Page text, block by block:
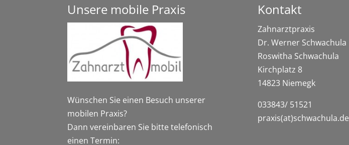
Unsere mobile Praxis
Wünschen Sie einen Besuch unserer
mobilen Praxis?
Dann vereinbaren Sie bitte telefonisch
einen Termin:
Kontakt
Zahnarztpraxis
Dr. Werner Schwachula
Roswitha Schwachula
Kirchplatz 8
14823 Niemegk
033843/ 51521
praxis(at)schwachula.de